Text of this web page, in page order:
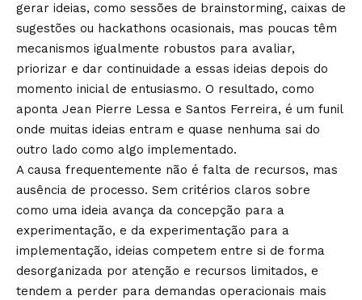
gerar ideias, como sessões de brainstorming, caixas de
sugestões ou hackathons ocasionais, mas poucas têm
mecanismos igualmente robustos para avaliar,
priorizar e dar continuidade a essas ideias depois do
momento inicial de entusiasmo. O resultado, como
aponta Jean Pierre Lessa e Santos Ferreira, é um funil
onde muitas ideias entram e quase nenhuma sai do
outro lado como algo implementado.
A causa frequentemente não é falta de recursos, mas
ausência de processo. Sem critérios claros sobre
como uma ideia avança da concepção para a
experimentação, e da experimentação para a
implementação, ideias competem entre si de forma
desorganizada por atenção e recursos limitados, e
tendem a perder para demandas operacionais mais